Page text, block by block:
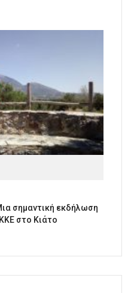
σημαντική εκδήλωση
στο Κιάτο